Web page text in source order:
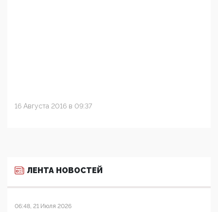
16 Августа 2016 в 09:37
ЛЕНТА НОВОСТЕЙ
06:48, 21 Июля 2026